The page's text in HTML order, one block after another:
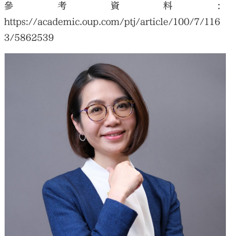
參考資料：
https://academic.oup.com/ptj/article/100/7/116
3/5862539